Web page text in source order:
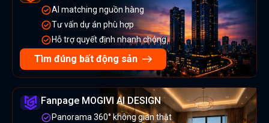
AI matching nguồn hàng
Tư vấn dự án phù hợp
Hỗ trợ quyết định nhanh chóng
Tìm đúng bất động sản
Fanpage MOGIVI AI DESIGN
Panorama 360° không gian thật